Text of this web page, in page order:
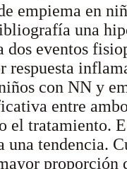
empiema en
una
dos eventos
respuesta
con NN y
entre
el tratamiento.
una tendencia.